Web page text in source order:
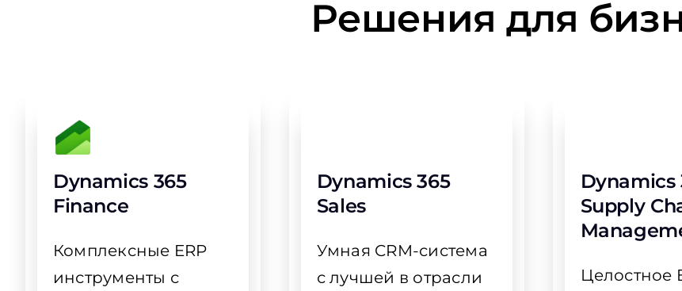
Решения для
Dynamics 365
Finance
Комплексные ERP
инструменты с
Dynamics 365
Sales
Умная CRM-система
с лучшей в отрасли
Dynamics
Supply
Целостное